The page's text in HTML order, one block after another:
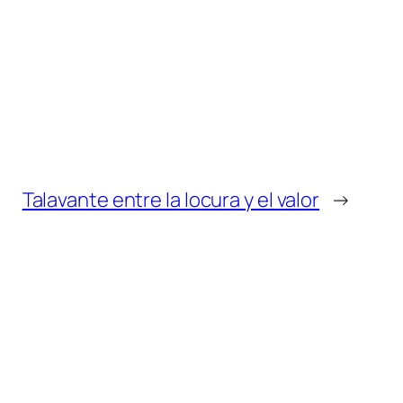
Talavante entre la locura y el valor →